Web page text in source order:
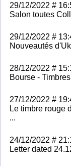
29/12/2022 #
Salon toutes
29/12/2022 #
Nouveautés
28/12/2022 #
Bourse -
27/12/2022 #
Le timbre rouge
...
24/12/2022 #
Letter dated